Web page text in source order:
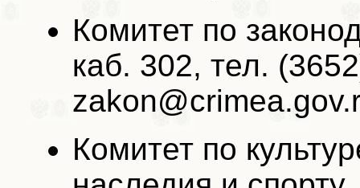
Комитет по
каб. 302, тел.
Комитет по